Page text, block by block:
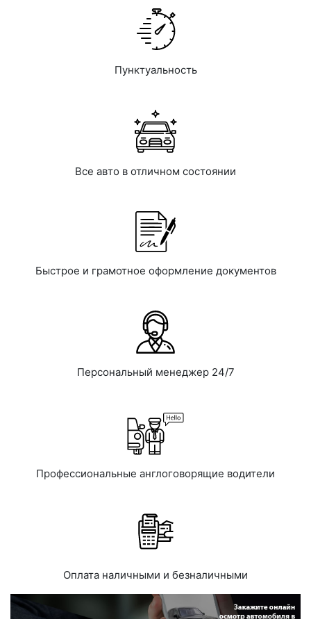
Пунктуальность
Все авто в отличном состоянии
Быстрое и грамотное оформление документов
Персональный менеджер 24/7
Профессиональные англоговорящие водители
Оплата наличными и безналичными